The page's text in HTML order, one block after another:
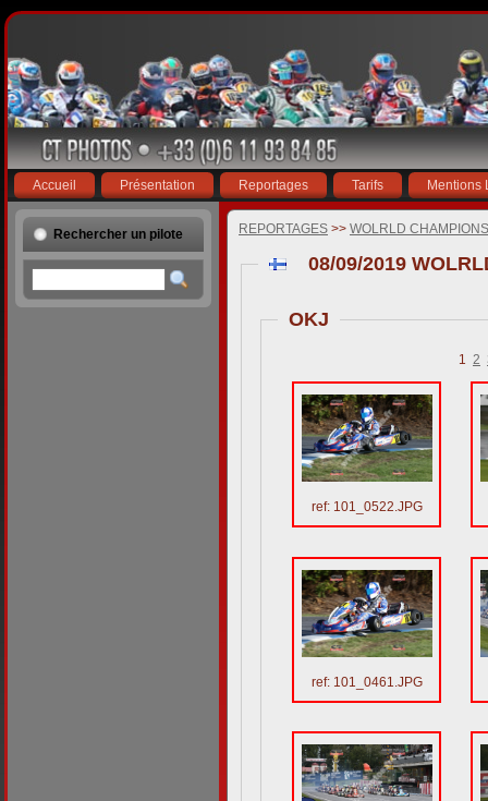
Accueil Présentation Reportages Tarifs Mentions
Rechercher un pilote REPORTAGES >> WOLRLD
08/09/2019
OKJ
1 2
ref: 101_0522.JPG
ref: 101_0461.JPG